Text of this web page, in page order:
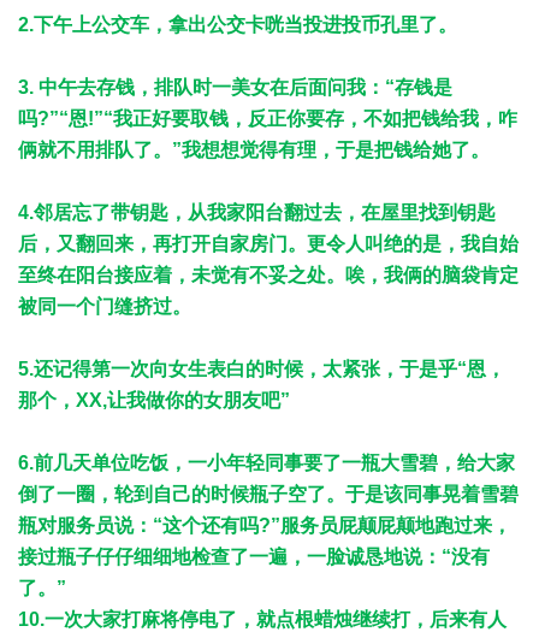
2.下午上公交车，拿出公交卡咣当投进投币孔里了。
3. 中午去存钱，排队时一美女在后面问我：“存钱是
吗?”“恩!”“我正好要取钱，反正你要存，不如把钱给我，咋
俩就不用排队了。”我想想觉得有理，于是把钱给她了。
4.邻居忘了带钥匙，从我家阳台翻过去，在屋里找到钥匙
后，又翻回来，再打开自家房门。更令人叫绝的是，我自始
至终在阳台接应着，未觉有不妥之处。唉，我俩的脑袋肯定
被同一个门缝挤过。
5.还记得第一次向女生表白的时候，太紧张，于是乎“恩，
那个，XX,让我做你的女朋友吧”
6.前几天单位吃饭，一小年轻同事要了一瓶大雪碧，给大家
倒了一圈，轮到自己的时候瓶子空了。于是该同事晃着雪碧
瓶对服务员说：“这个还有吗?”服务员屁颠屁颠地跑过来，
接过瓶子仔仔细细地检查了一遍，一脸诚恳地说：“没有
了。”
10.一次大家打麻将停电了，就点根蜡烛继续打，后来有人